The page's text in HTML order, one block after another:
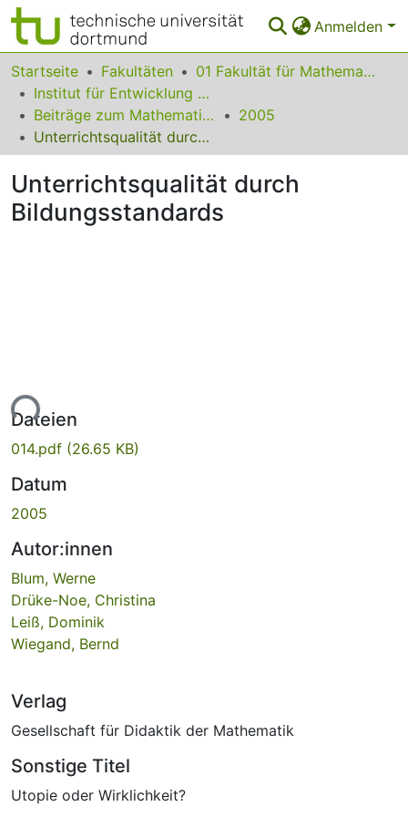
Anmelden
Bereiche & Sammlungen
Das gesamte Repositorium
Statistiken
FAQ
Leitlinien
Startseite Fakultäten
01 Fakultät für Mathematik
Institut für Entwicklung und Erforschung des Mathematikunterrichts
Beiträge zum Mathematikunterricht
2005
Unterrichtsqualität durch Bildungsstandards
Unterrichtsqualität durch
Bildungsstandards
Dateien
014.pdf (26.65 KB)
Datum
2005
Autor:innen
Blum, Werne
Drüke-Noe, Christina
Leiß, Dominik
Wiegand, Bernd
Verlag
Gesellschaft für Didaktik der Mathematik
Sonstige Titel
Utopie oder Wirklichkeit?